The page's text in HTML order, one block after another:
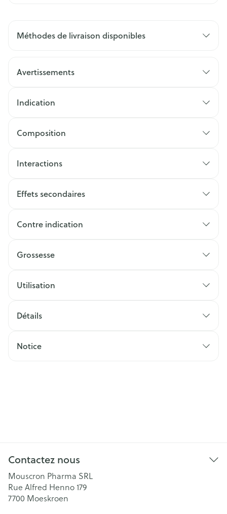
Méthodes de livraison disponibles
Avertissements
Indication
Composition
Interactions
Effets secondaires
Contre indication
Grossesse
Utilisation
Détails
Notice
Contactez nous
Mouscron Pharma SRL
Rue Alfred Henno 179
7700 Moeskroen